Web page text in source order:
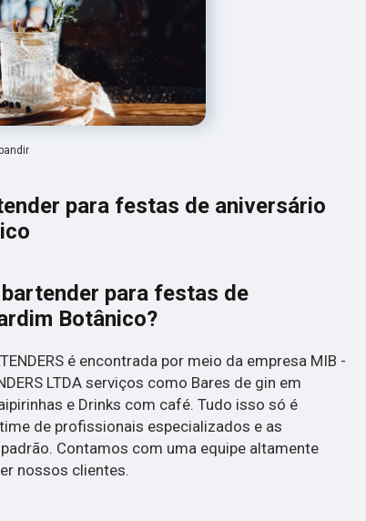
para festas de aniversário
para festas de
Botânico?
é encontrada por meio da empresa MIB -
LTDA serviços como Bares de gin em
e Drinks com café. Tudo isso só é
de profissionais especializados e as
Contamos com uma equipe altamente
nossos clientes.